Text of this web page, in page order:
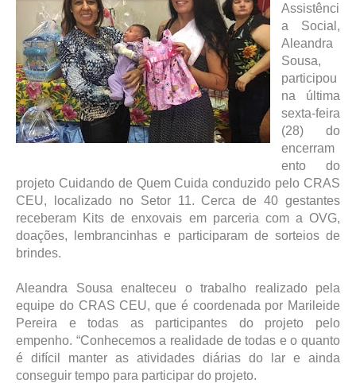
Assistênci
a Social,
Aleandra
Sousa,
participou
na última
sexta-feira
(28) do
encerram
ento do
projeto Cuidando de Quem Cuida conduzido pelo CRAS
CEU, localizado no Setor 11. Cerca de 40 gestantes
receberam Kits de enxovais em parceria com a OVG,
doações, lembrancinhas e participaram de sorteios de
brindes.
Aleandra Sousa enalteceu o trabalho realizado pela
equipe do CRAS CEU, que é coordenada por Marileide
Pereira e todas as participantes do projeto pelo
empenho. “Conhecemos a realidade de todas e o quanto
é difícil manter as atividades diárias do lar e ainda
conseguir tempo para participar do projeto.